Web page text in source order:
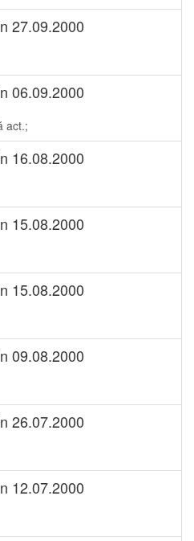
27.09.2000
06.09.2000
act.;
16.08.2000
15.08.2000
15.08.2000
09.08.2000
26.07.2000
12.07.2000